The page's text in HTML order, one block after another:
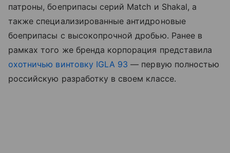
патроны, боеприпасы серий Match и Shakal, а
также специализированные антидроновые
боеприпасы с высокопрочной дробью. Ранее в
рамках того же бренда корпорация представила
охотничью винтовку IGLA 93 — первую полностью
российскую разработку в своем классе.